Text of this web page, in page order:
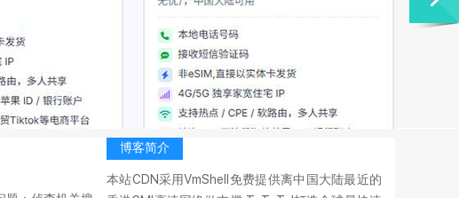
博客简介
本站CDN采用VmShell免费提供离中国大陆最近的